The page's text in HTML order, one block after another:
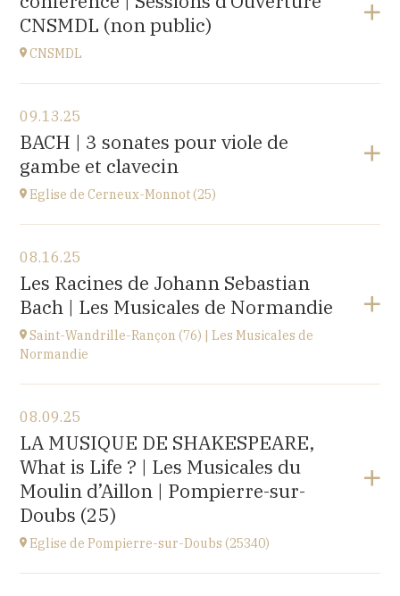
at20H00
Buy your tickets
CNSMDL (non public)
CNSMDL
CNSMD | Conservatoire National Supérieur Musique
et Danse de Lyon
3 quai Chauveau, 69009 LYON
at
09.13.25
BACH | 3 sonates pour viole de
gambe et clavecin
Eglise de Cerneux-Monnot (25)
Eglise de Cerneux-Monnot (25)
lieu dit Les Cerneux-Monnots, 25210 Bonnétage
at20H00
08.16.25
Les Racines de Johann Sebastian
Bach | Les Musicales de Normandie
Saint-Wandrille-Rançon (76) | Les Musicales de
Normandie
Église Saint-Michel,
2 rue Saint-Jacques, Saint-Wandrille-Rançon
(76490)
at17H
Buy your tickets
08.09.25
LA MUSIQUE DE SHAKESPEARE,
What is Life ? | Les Musicales du
Moulin d’Aillon | Pompierre-sur-
Doubs (25)
Eglise de Pompierre-sur-Doubs (25340)